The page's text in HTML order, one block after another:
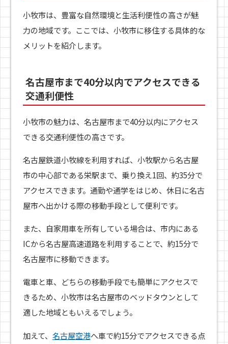
小牧市は、豊富な自然環境と生活利便性の高さが魅
力の地域です。ここでは、小牧市に移住する具体的な
メリットを紹介します。
名古屋市まで40分以内でアクセスできる
交通利便性
小牧市の魅力は、名古屋市まで40分以内にアクセス
できる交通利便性の高さです。
名古屋鉄道小牧線を利用すれば、小牧駅から名古屋
市の中心部である栄駅まで、乗り換え1回、約35分で
アクセスできます。通勤や通学をはじめ、休日に名古
屋市へ出かける際の移動手段として便利です。
また、自家用車を所有している場合は、市内にある
ICから名古屋高速道路を利用することで、約15分で
名古屋市に移動できます。
電車と車、どちらの移動手段でも簡単にアクセスで
きるため、小牧市は名古屋市のベッドタウンとして
適した地域ともいえるでしょう。
加えて、 名古屋空港へ車で約15分でアクセスできる点